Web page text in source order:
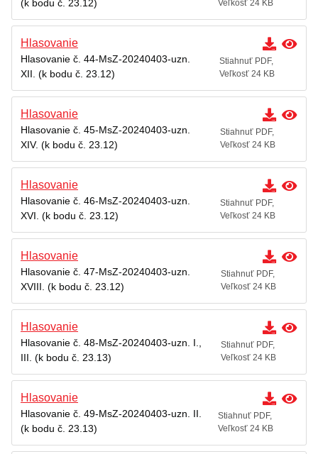
(k bodu č. 23.12)
Veľkosť 24 KB
Hlasovanie
Hlasovanie č. 44-MsZ-20240403-uzn.
XII. (k bodu č. 23.12)
Stiahnuť PDF,
Veľkosť 24 KB
Hlasovanie
Hlasovanie č. 45-MsZ-20240403-uzn.
XIV. (k bodu č. 23.12)
Stiahnuť PDF,
Veľkosť 24 KB
Hlasovanie
Hlasovanie č. 46-MsZ-20240403-uzn.
XVI. (k bodu č. 23.12)
Stiahnuť PDF,
Veľkosť 24 KB
Hlasovanie
Hlasovanie č. 47-MsZ-20240403-uzn.
XVIII. (k bodu č. 23.12)
Stiahnuť PDF,
Veľkosť 24 KB
Hlasovanie
Hlasovanie č. 48-MsZ-20240403-uzn. I.,
III. (k bodu č. 23.13)
Stiahnuť PDF,
Veľkosť 24 KB
Hlasovanie
Hlasovanie č. 49-MsZ-20240403-uzn. II.
(k bodu č. 23.13)
Stiahnuť PDF,
Veľkosť 24 KB